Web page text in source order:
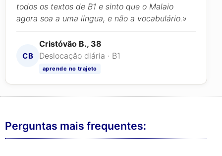
todos os textos de B1 e sinto que o Malaio
agora soa a uma língua, e não a vocabulário.»
CB
Cristóvão B., 38
Deslocação diária · B1
aprende no trajeto
Perguntas mais frequentes: